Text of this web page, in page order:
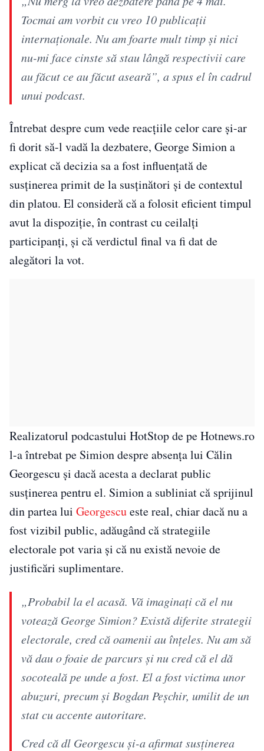
Tocmai am vorbit cu vreo 10 publicații
internaționale. Nu am foarte mult timp și nici
nu-mi face cinste să stau lângă respectivii care
au făcut ce au făcut aseară”, a spus el în cadrul
unui podcast.
Întrebat despre cum vede reacțiile celor care și-ar
fi dorit să-l vadă la dezbatere, George Simion a
explicat că decizia sa a fost influențată de
susținerea primit de la susținători și de contextul
din platou. El consideră că a folosit eficient timpul
avut la dispoziție, în contrast cu ceilalți
participanți, și că verdictul final va fi dat de
alegători la vot.
Realizatorul podcastului HotStop de pe Hotnews.ro
l-a întrebat pe Simion despre absența lui Călin
Georgescu și dacă acesta a declarat public
susținerea pentru el. Simion a subliniat că sprijinul
din partea lui Georgescueste real, chiar dacă nu a
fost vizibil public, adăugând că strategiile
electorale pot varia și că nu există nevoie de
justificări suplimentare.
„Probabil la el acasă. Vă imaginați că el nu
votează George Simion? Există diferite strategii
electorale, cred că oamenii au înțeles. Nu am să
vă dau o foaie de parcurs și nu cred că el dă
socoteală pe unde a fost. El a fost victima unor
abuzuri, precum și Bogdan Peșchir, umilit de un
stat cu accente autoritare.
Cred că dl Georgescu și-a afirmat susținerea